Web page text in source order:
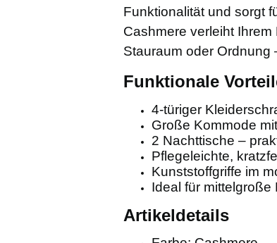
Funktionalität und sorgt
Cashmere verleiht
Stauraum oder Ordnung
Funktionale
4-türiger
Große Kommode
2 Nachttische –
Pflegeleichte,
Kunststoffgriffe im
Ideal für
Artikeldetails